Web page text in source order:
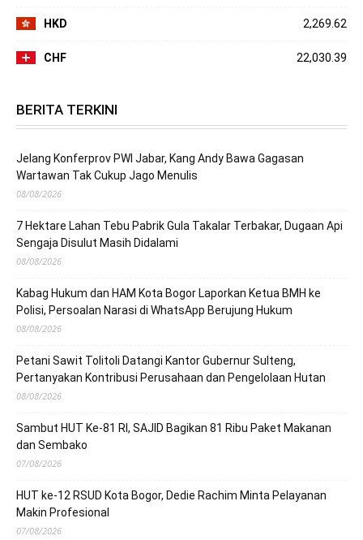
HKD 2,269.62
CHF 22,030.39
BERITA TERKINI
Jelang Konferprov PWI Jabar, Kang Andy Bawa Gagasan
Wartawan Tak Cukup Jago Menulis
08/08/2026
7 Hektare Lahan Tebu Pabrik Gula Takalar Terbakar, Dugaan Api
Sengaja Disulut Masih Didalami
08/08/2026
Kabag Hukum dan HAM Kota Bogor Laporkan Ketua BMH ke
Polisi, Persoalan Narasi di WhatsApp Berujung Hukum
08/08/2026
Petani Sawit Tolitoli Datangi Kantor Gubernur Sulteng,
Pertanyakan Kontribusi Perusahaan dan Pengelolaan Hutan
08/08/2026
Sambut HUT Ke-81 RI, SAJID Bagikan 81 Ribu Paket Makanan
dan Sembako
07/08/2026
HUT ke-12 RSUD Kota Bogor, Dedie Rachim Minta Pelayanan
Makin Profesional
07/08/2026